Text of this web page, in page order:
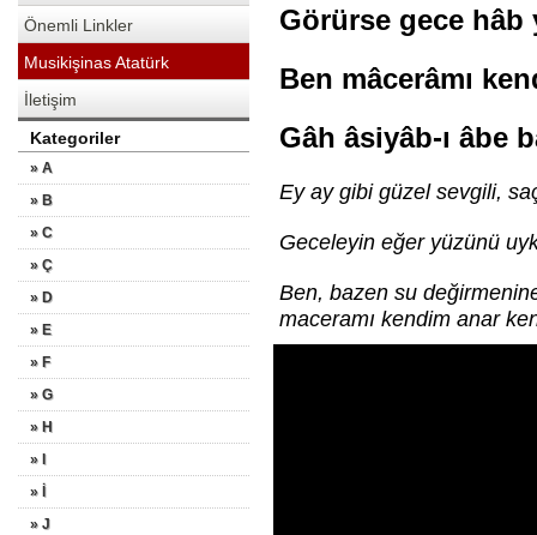
Önemli Linkler
Musikişinas Atatürk
İletişim
Kategoriler
» A
» B
» C
» Ç
» D
» E
» F
» G
» H
» I
» İ
» J
Görürse gece
Ben mâcerâmı
Gâh âsiyâb-ı âbe
Ey ay gibi güzel sevgili,
Geceleyin eğer yüzünü
Ben, bazen su
maceramı kendim anar